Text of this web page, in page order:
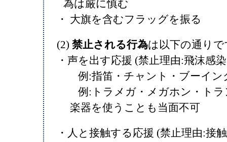
為は厳に慎む
・ 大旗を含むフラッグを振る
(2) 禁止される行為は以下の通りで
・声を出す応援 (禁止理由:飛沫感
例:指笛・チャント・ブーイン
例:トラメガ・メガホン・トラ
楽器を使うことも当面不可
・人と接触する応援 (禁止理由:接